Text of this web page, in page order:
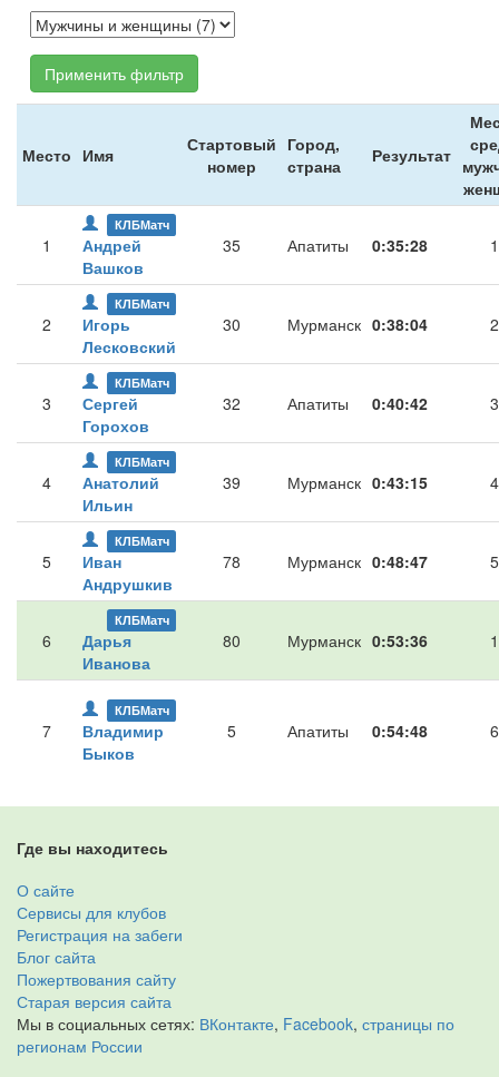
Применить фильтр
Место Имя
Стартовый
номер
Город,
страна
Результат
1
КЛБМатч
Андрей
Вашков
35 Апатиты 0:35:28 1
2
КЛБМатч
Игорь
Лесковский
30 Мурманск 0:38:04 2
3
КЛБМатч
Сергей
Горохов
32 Апатиты 0:40:42 3
4
КЛБМатч
Анатолий
Ильин
39 Мурманск 0:43:15 4
5
КЛБМатч
Иван
Андрушкив
78 Мурманск 0:48:47 5
6
КЛБМатч
Дарья
Иванова
80 Мурманск 0:53:36 1
7
КЛБМатч
Владимир
Быков
5 Апатиты 0:54:48 6
Где вы находитесь
О сайте
Сервисы для клубов
Регистрация на забеги
Блог сайта
Пожертвования сайту
Старая версия сайта
Мы в социальных сетях: ВКонтакте, Facebook, страницы по
регионам России